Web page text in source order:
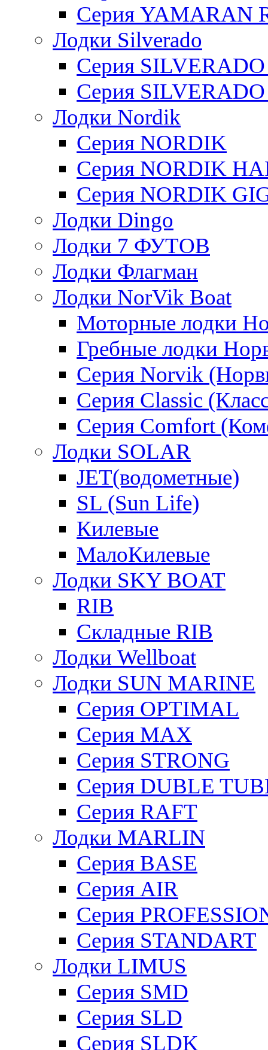
Серия YAMARAN
Лодки Silverado
Серия
Серия SILVERADO
Лодки Nordik
Серия NORDIK
Серия NORDIK
Серия NORDIK
Лодки Dingo
Лодки 7 ФУТОВ
Лодки Флагман
Лодки NorVik Boat
Моторные лодки
Гребные лодки
Серия Norvik
Серия Classic
Серия Comfort
Лодки SOLAR
JET(водометные)
SL (Sun Life)
Килевые
МалоКилевые
Лодки SKY BOAT
RIB
Складные RIB
Лодки Wellboat
Лодки SUN MARINE
Серия OPTIMAL
Cерия MAX
Cерия STRONG
Серия DUBLE
Серия RAFT
Лодки MARLIN
Серия BASE
Серия AIR
Серия
Серия STANDART
Лодки LIMUS
Серия SMD
Серия SLD
Серия SLDK